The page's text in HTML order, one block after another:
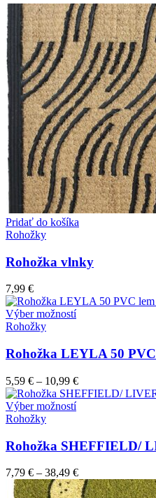
Pridať do košíka
Rohožky
Rohožka vlnky
7,99 €
Výber možnostíTento
viacero
variantov.
Možnosti
si
môžete
vybrať
stránke
produktu.
Rohožky
Rohožka LEYLA 50
5,59 € – 10,99 €
Výber možnostíTento
viacero
variantov.
Možnosti
si
môžete
Rohožky
Rohožka SHEFFIELD/
7,79 € – 38,49 €